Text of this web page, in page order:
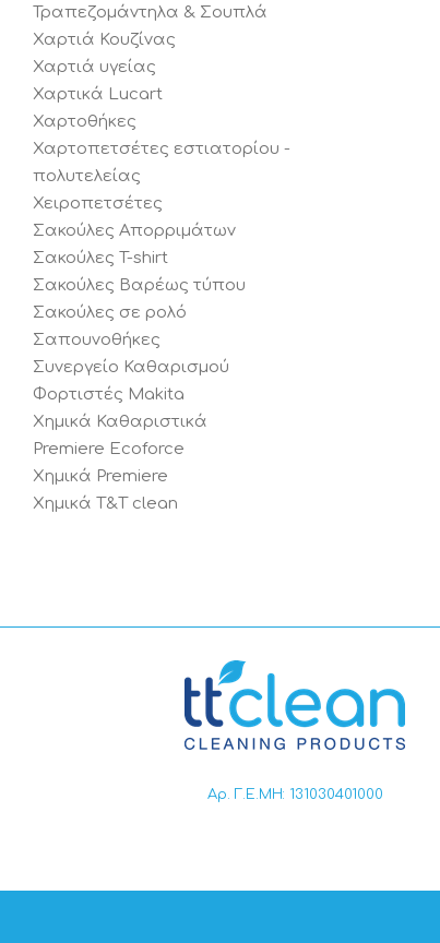
Τραπεζομάντηλα & Σουπλά
Χαρτιά Κουζίνας
Χαρτιά υγείας
Χαρτικά Lucart
Χαρτοθήκες
Χαρτοπετσέτες εστιατορίου -
πολυτελείας
Χειροπετσέτες
Σακούλες Απορριμάτων
Σακούλες T-shirt
Σακούλες Βαρέως τύπου
Σακούλες σε ρολό
Σαπουνοθήκες
Συνεργείο Καθαρισμού
Φορτιστές Makita
Χημικά Καθαριστικά
Premiere Ecoforce
Χημικά Premiere
Χημικά T&T clean
Αρ. Γ.Ε.ΜΗ: 131030401000